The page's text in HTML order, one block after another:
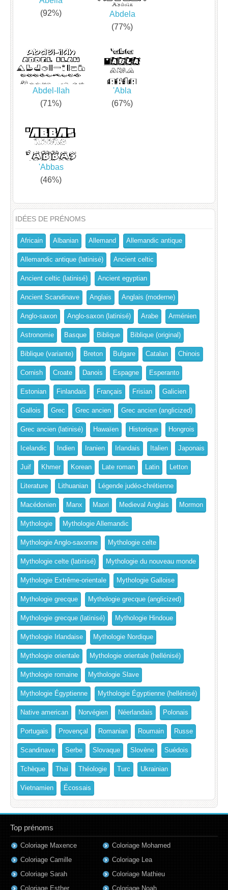
(92%)
Abdela
(77%)
Abdel-Ilah
(71%)
'Abla
(67%)
'Abbas
(46%)
IDÉES DE PRÉNOMS
Africain Albanian Allemand Allemandic antique
Allemandic antique (latinisé) Ancient celtic
Ancient celtic (latinisé) Ancient egyptian
Ancient Scandinave Anglais Anglais (moderne)
Anglo-saxon Anglo-saxon (latinisé) Arabe Arménien
Astronomie Basque Biblique Biblique (original)
Biblique (variante) Breton Bulgare Catalan Chinois
Cornish Croate Danois Espagne Esperanto
Estonian Finlandais Français Frisian Galicien
Gallois Grec Grec ancien Grec ancien (anglicized)
Grec ancien (latinisé) Hawaïen Historique Hongrois
Icelandic Indien Iranien Irlandais Italien Japonais
Juif Khmer Korean Late roman Latin Letton
Literature Lithuanian Légende judéo-chrétienne
Macédonien Manx Maori Medieval Anglais Mormon
Mythologie Mythologie Allemandic
Mythologie Anglo-saxonne Mythologie celte
Mythologie celte (latinisé) Mythologie du nouveau monde
Mythologie Extrême-orientale Mythologie Galloise
Mythologie grecque Mythologie grecque (anglicized)
Mythologie grecque (latinisé) Mythologie Hindoue
Mythologie Irlandaise Mythologie Nordique
Mythologie orientale Mythologie orientale (hellénisé)
Mythologie romaine Mythologie Slave
Mythologie Égyptienne Mythologie Égyptienne (hellénisé)
Native american Norvégien Néerlandais Polonais
Portugais Provençal Romanian Roumain Russe
Scandinave Serbe Slovaque Slovène Suédois
Tchèque Thai Théologie Turc Ukrainian
Vietnamien Écossais
Top prénoms
Coloriage Maxence
Coloriage Camille
Coloriage Sarah
Coloriage Esther
Coloriage Mohamed
Coloriage Lea
Coloriage Mathieu
Coloriage Noah